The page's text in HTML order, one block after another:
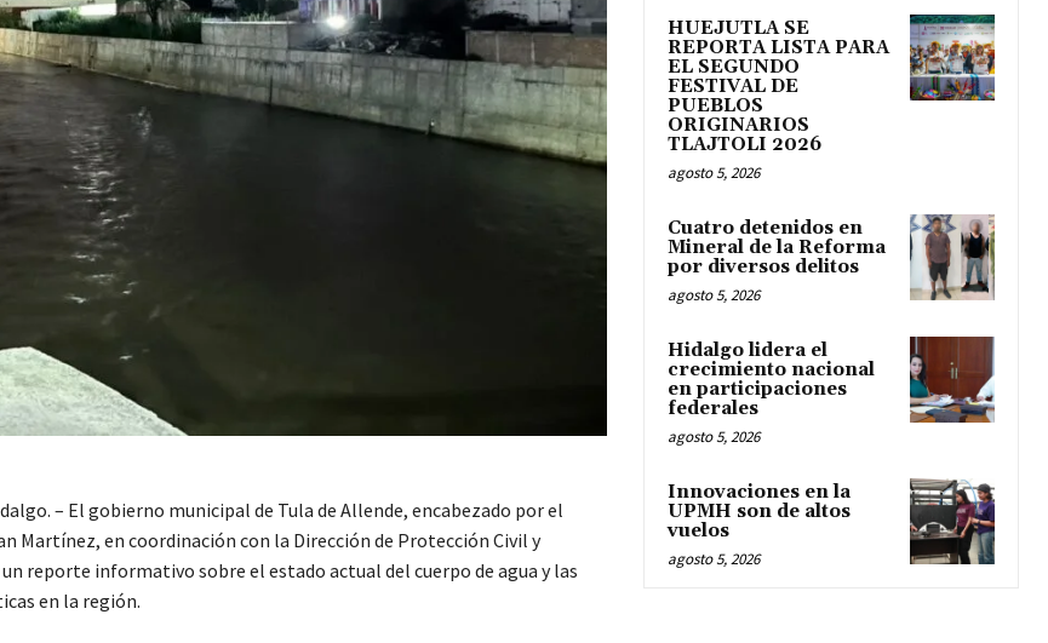
– El gobierno municipal de Tula de Allende, encabezado por el
Martínez, en coordinación con la Dirección de Protección Civil y
reporte informativo sobre el estado actual del cuerpo de agua y las
en la región.
HUEJUTLA SE
REPORTA LISTA PARA
EL SEGUNDO
FESTIVAL DE
PUEBLOS
ORIGINARIOS
TLAJTOLI 2026
agosto 5, 2026
Cuatro detenidos en
Mineral de la Reforma
por diversos delitos
agosto 5, 2026
Hidalgo lidera el
crecimiento nacional
en participaciones
federales
agosto 5, 2026
Innovaciones en la
UPMH son de altos
vuelos
agosto 5, 2026